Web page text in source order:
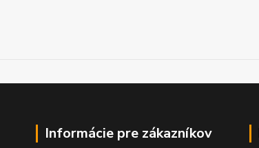
Informácie pre zákazníkov